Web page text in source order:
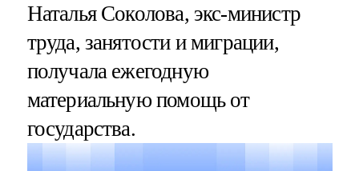
Наталья Соколова, экс-министр
труда, занятости и миграции,
получала ежегодную
материальную помощь от
государства.